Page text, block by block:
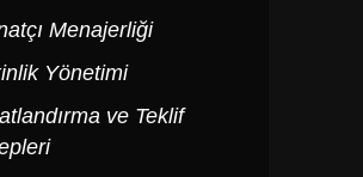
Menajerliği
Yönetimi
ve Teklif